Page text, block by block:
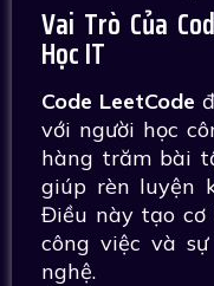
Vai Trò Của
Học IT
Code LeetCode
với người học
hàng trăm bài
giúp rèn luyện
Điều này tạo cơ
công việc và
nghệ.